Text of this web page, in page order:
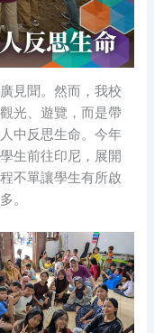
見聞。然而，我校
光、遊覽，而是帶
中反思生命。今年
生前往印尼，展開
不單讓學生有所啟
。